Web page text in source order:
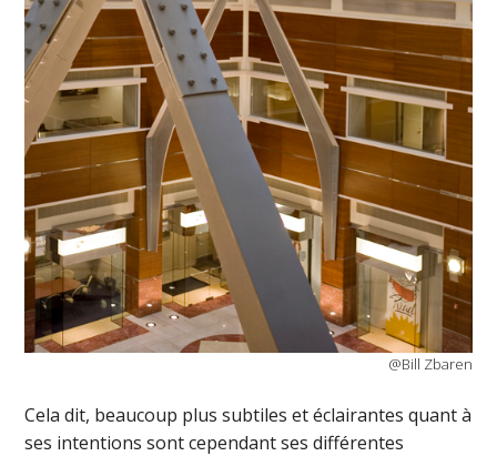
@Bill Zbaren
Cela dit, beaucoup plus subtiles et éclairantes quant à
ses intentions sont cependant ses différentes